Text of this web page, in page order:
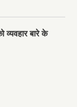
व्यवहार बारे के